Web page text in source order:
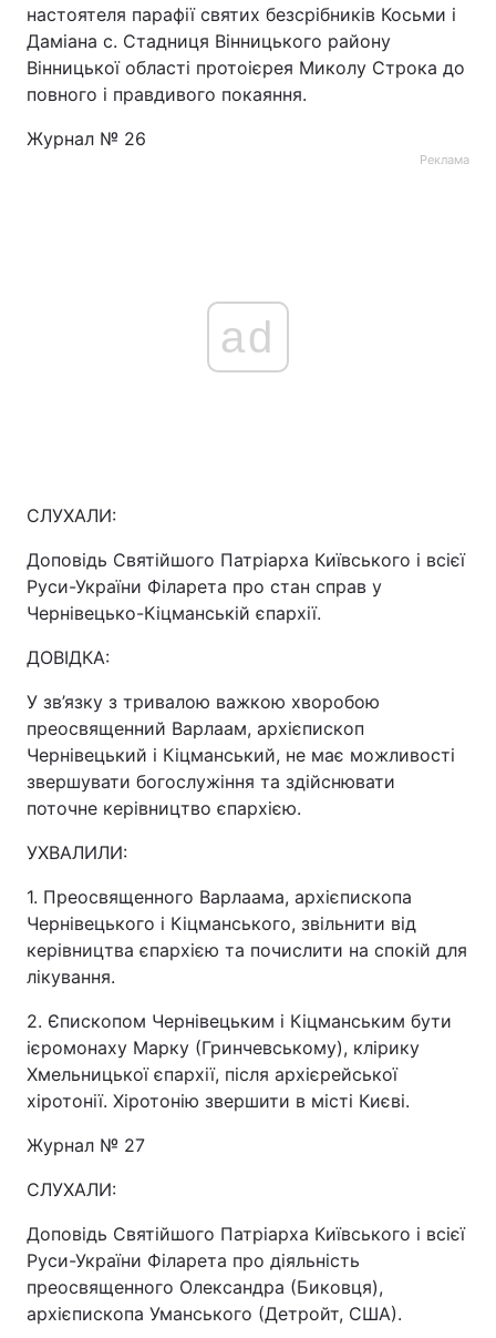
настоятеля парафії святих безсрібників Косьми і
Даміана с. Стадниця Вінницького району
Вінницької області протоієрея Миколу Строка до
повного і правдивого покаяння.
Журнал № 26
Реклама
ad
СЛУХАЛИ:
Доповідь Святійшого Патріарха Київського і всієї
Руси-України Філарета про стан справ у
Чернівецько-Кіцманській єпархії.
ДОВІДКА:
У зв’язку з тривалою важкою хворобою
преосвященний Варлаам, архієпископ
Чернівецький і Кіцманський, не має можливості
звершувати богослужіння та здійснювати
поточне керівництво єпархією.
УХВАЛИЛИ:
1. Преосвященного Варлаама, архієпископа
Чернівецького і Кіцманського, звільнити від
керівництва єпархією та почислити на спокій для
лікування.
2. Єпископом Чернівецьким і Кіцманським бути
ієромонаху Марку (Гринчевському), клірику
Хмельницької єпархії, після архієрейської
хіротонії. Хіротонію звершити в місті Києві.
Журнал № 27
СЛУХАЛИ:
Доповідь Святійшого Патріарха Київського і всієї
Руси-України Філарета про діяльність
преосвященного Олександра (Биковця),
архієпископа Уманського (Детройт, США).